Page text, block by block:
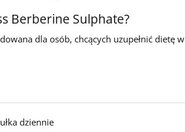
Berberine Sulphate?
dla osób, chcących uzupełnić dietę w
dziennie